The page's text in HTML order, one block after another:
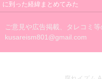
に到った経緯まとめてみた
ご意見や広告掲載、タレコミ
kusareism801@gmail.com